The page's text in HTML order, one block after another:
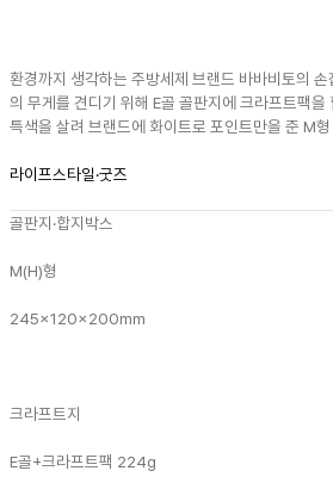
환경까지 생각하는 주방세제 브랜드 바바비토의
의 무게를 견디기 위해 E골 골판지에 크라프트팩을
특색을 살려 브랜드에 화이트로 포인트만을 준 M
라이프스타일·굿즈
골판지·합지박스
M(H)형
245x120x200mm
크라프트지
E골+크라프트팩 224g